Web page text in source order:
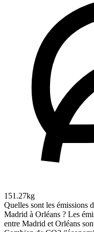
151.27kg
Quelles sont les émissions
Madrid à Orléans ? Les
entre Madrid et Orléans